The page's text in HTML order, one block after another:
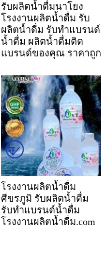
รับผลิตน้ำดื่มนาโยง
โรงงานผลิตน้ำดื่ม รับ
ผลิตน้ำดื่ม รับทำแบรนด์
น้ำดื่ม ผลิตน้ำดื่มติด
แบรนด์ของคุณ ราคาถูก
โรงงานผลิตน้ำดื่ม
ศีขรภูมิ รับผลิตน้ำดื่ม
รับทำแบรนด์น้ำดื่ม
โรงงานผลิตน้ำดื่ม.com